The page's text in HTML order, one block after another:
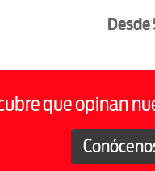
Desde
que opinan